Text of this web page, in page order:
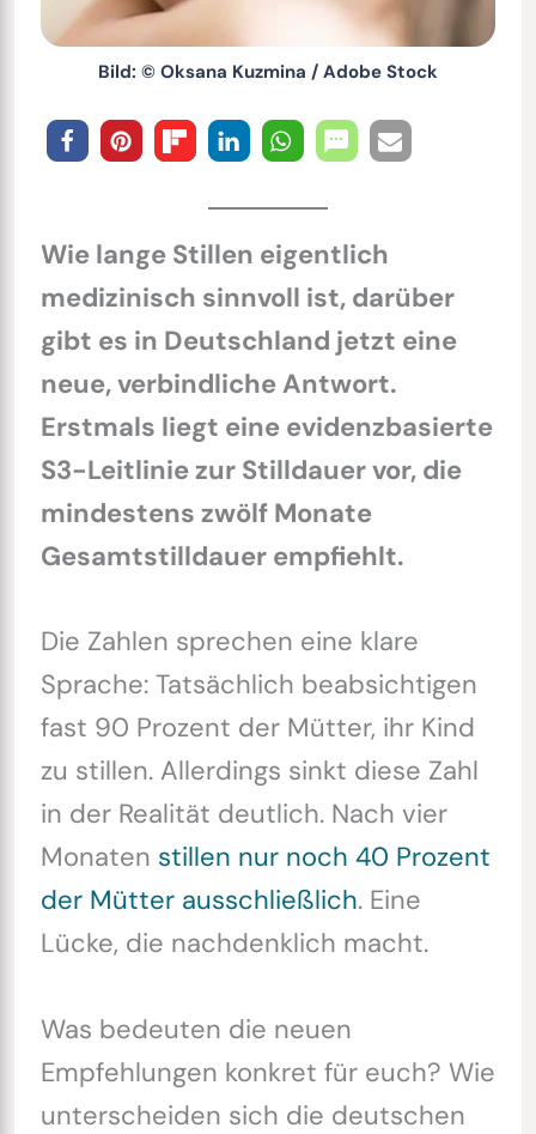
Bild: © Oksana Kuzmina / Adobe Stock
Wie lange Stillen eigentlich
medizinisch sinnvoll ist, darüber
gibt es in Deutschland jetzt eine
neue, verbindliche Antwort.
Erstmals liegt eine evidenzbasierte
S3-Leitlinie zur Stilldauer vor, die
mindestens zwölf Monate
Gesamtstilldauer empfiehlt.
Die Zahlen sprechen eine klare
Sprache: Tatsächlich beabsichtigen
fast 90 Prozent der Mütter, ihr Kind
zu stillen. Allerdings sinkt diese Zahl
in der Realität deutlich. Nach vier
Monaten stillen nur noch 40 Prozent
der Mütter ausschließlich. Eine
Lücke, die nachdenklich macht.
Was bedeuten die neuen
Empfehlungen konkret für euch? Wie
unterscheiden sich die deutschen